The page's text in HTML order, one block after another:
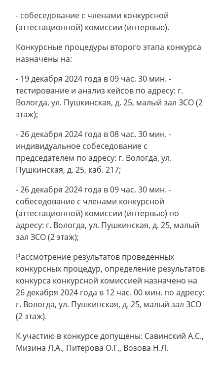
- собеседование с членами конкурсной
(аттестационной) комиссии (интервью).
Конкурсные процедуры второго этапа конкурса
назначены на:
- 19 декабря 2024 года в 09 час. 30 мин. -
тестирование и анализ кейсов по адресу: г.
Вологда, ул. Пушкинская, д. 25, малый зал ЗСО (2
этаж);
- 26 декабря 2024 года в 08 час. 30 мин. -
индивидуальное собеседование с
председателем по адресу: г. Вологда, ул.
Пушкинская, д. 25, каб. 217;
- 26 декабря 2024 года в 09 час. 30 мин. -
собеседование с членами конкурсной
(аттестационной) комиссии (интервью) по
адресу: г. Вологда, ул. Пушкинская, д. 25, малый
зал ЗСО (2 этаж);
Рассмотрение результатов проведенных
конкурсных процедур, определение результатов
конкурса конкурсной комиссией назначено на
26 декабря 2024 года в 12 час. 00 мин. по адресу:
г. Вологда, ул. Пушкинская, д. 25, малый зал ЗСО
(2 этаж).
К участию в конкурсе допущены: Савинский А.С.,
Мизина Л.А., Питерова О.Г., Возова Н.Л.